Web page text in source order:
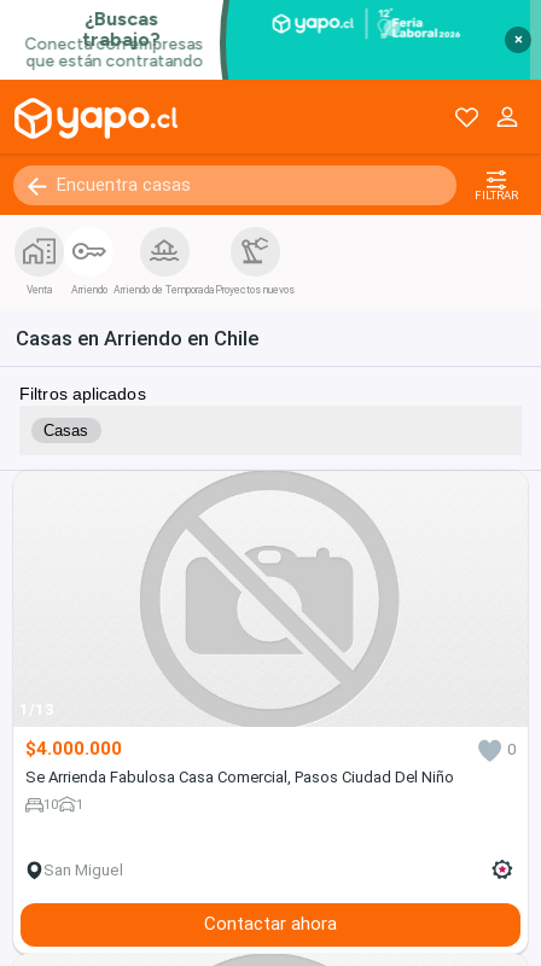
×
FILTRAR
Venta Arriendo Arriendo de Temporada Proyectos nuevos
Casas en Arriendo en Chile
Filtros aplicados
Casas
1/13
$4.000.000
0
Se Arrienda Fabulosa Casa Comercial, Pasos Ciudad Del Niño
10 1
San Miguel
Contactar ahora